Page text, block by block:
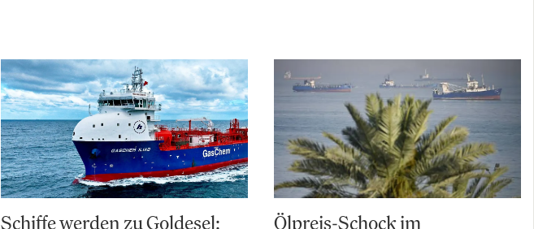
Schiffe werden zu Goldesel: Ölpreis-Schock im